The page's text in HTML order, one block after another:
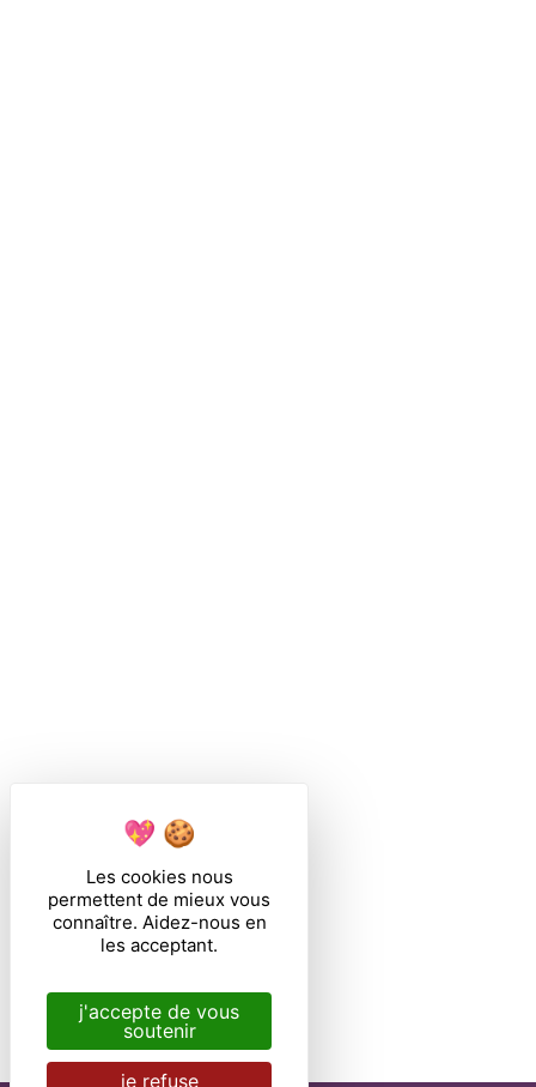
Les cookies nous
permettent de mieux vous
connaître. Aidez-nous en
les acceptant.
j'accepte de vous
soutenir
je refuse